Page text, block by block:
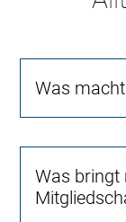
Was
Was bringt